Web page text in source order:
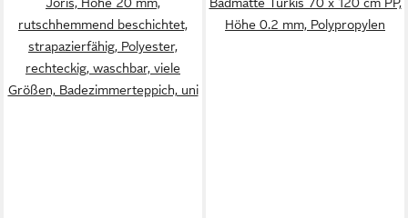
rutschhemmend beschichtet,
strapazierfähig, Polyester,
rechteckig, waschbar, viele
Größen, Badezimmerteppich, uni
Höhe 0.2 mm, Polypropylen